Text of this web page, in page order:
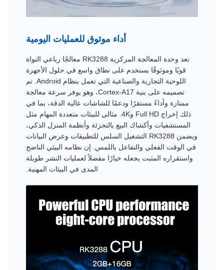
أداء موثوق للعمليات اليومية
تعد وحدة المعالجة المركزية RK3288 معالجًا رباعي النواة
قويًا وموثوقًا يستخدم على نطاق واسع في حلول الأجهزة
اللوحية التجارية والصناعية التي تعمل بنظام Android. تم
تصميمه على بنية Cortex-A17، وهو يوفر سرعة معالجة
ممتازة وأداءً مستقرًا ودعمًا للشاشات عالية الدقة، بما في
ذلك إخراج Full HD و4K. مثالي للبيئات متعددة المهام مثل
المستشفيات وأكشاك البيع بالتجزئة وأنظمة المنزل الذكي،
ويضمن RK3288 التشغيل السلس للتطبيقات وعرض البيانات
في الوقت الفعلي والتفاعل باللمس. إن نظامه البيئي الناضج
واستقراره المثبت يجعله خيارًا مفضلاً لعمليات النشر طويلة
المدى في البيئات المهنية.